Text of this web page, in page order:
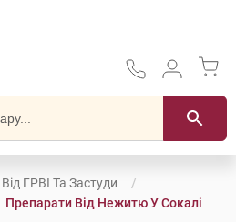
ГРВІ Та Застуди
Препарати Від Нежитю У Сокалі